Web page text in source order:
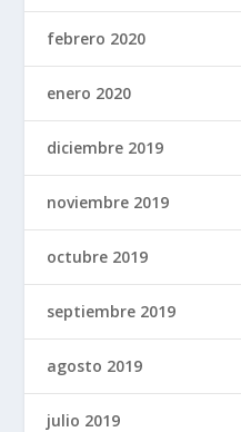
febrero 2020
enero 2020
diciembre 2019
noviembre 2019
octubre 2019
septiembre 2019
agosto 2019
julio 2019